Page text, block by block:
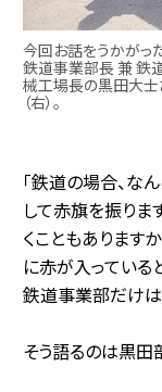
今回お話をうかがっ
鉄道事業部長 兼 鉄
械工場長の黒田大士
（右）。
「鉄道の場合、
して赤旗を振りま
くこともあります
に赤が入っている
鉄道事業部だけは
そう語るのは黒田